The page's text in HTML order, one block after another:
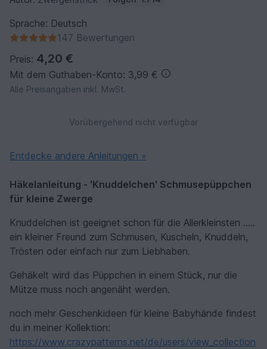
Sprache: Deutsch
147 Bewertungen
Preis: 4,20 €
Mit dem Guthaben-Konto: 3,99 €
Alle Preisangaben inkl. MwSt.
Vorübergehend nicht verfügbar
Entdecke andere Anleitungen »
Häkelanleitung - 'Knuddelchen' Schmusepüppchen
für kleine Zwerge
Knuddelchen ist geeignet schon für die Allerkleinsten .....
ein kleiner Freund zum Schmusen, Kuscheln, Knuddeln,
Trösten oder einfach nur zum Liebhaben.
Gehäkelt wird das Püppchen in einem Stück, nur die
Mütze muss noch angenäht werden.
noch mehr Geschenkideen für kleine Babyhände findest
du in meiner Kollektion:
https://www.crazypatterns.net/de/users/view_collection